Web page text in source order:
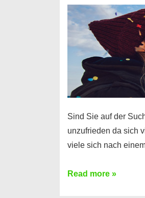
Kredit
ohne
Sind Sie auf der
unzufrieden da sich
viele sich nach
Konto
Read more »